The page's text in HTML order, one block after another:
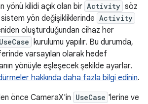
yönü kilidi açık olan bir Activity söz
yön değişikliklerinde Activity
oluşturduğundan cihaz her
UseCase kurulumu yapılır. Bu durumda,
varsayılan olarak hedef
yönüyle eşleşecek şekilde ayarlar.
hakkında daha fazla bilgi edinin.
önce CameraX'in UseCase 'lerine ve